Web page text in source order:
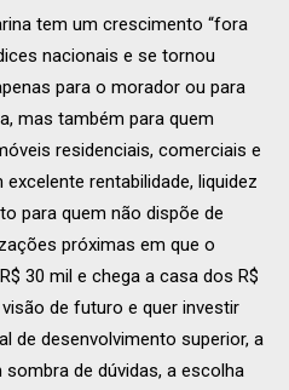
tem um crescimento “fora
nacionais e se tornou
para o morador ou para
mas também para quem
residenciais, comerciais e
rentabilidade, liquidez
para quem não dispõe de
próximas em que o
30 mil e chega a casa dos R$
de futuro e quer investir
de desenvolvimento superior, a
sombra de dúvidas, a escolha